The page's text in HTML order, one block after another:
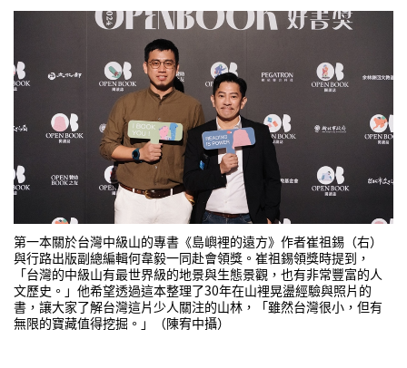
第一本關於台灣中級山的專書《島嶼裡的遠方》作者崔祖錫（右）
與行路出版副總編輯何韋毅一同赴會領獎。崔祖錫領獎時提到，
「台灣的中級山有最世界級的地景與生態景觀，也有非常豐富的人
文歷史。」他希望透過這本整理了30年在山裡晃盪經驗與照片的
書，讓大家了解台灣這片少人關注的山林，「雖然台灣很小，但有
無限的寶藏值得挖掘。」（陳宥中攝）